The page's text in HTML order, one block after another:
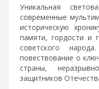
Уникальная
современные
историческую
памяти, гордости и
советского
повествование о
страны,
защитников